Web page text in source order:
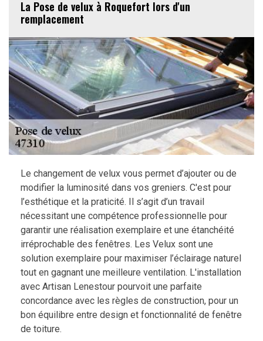
La Pose de velux à Roquefort lors d'un
remplacement
Le changement de velux vous permet d’ajouter ou de
modifier la luminosité dans vos greniers. C'est pour
l’esthétique et la praticité. Il s’agit d’un travail
nécessitant une compétence professionnelle pour
garantir une réalisation exemplaire et une étanchéité
irréprochable des fenêtres. Les Velux sont une
solution exemplaire pour maximiser l’éclairage naturel
tout en gagnant une meilleure ventilation. L'installation
avec Artisan Lenestour pourvoit une parfaite
concordance avec les règles de construction, pour un
bon équilibre entre design et fonctionnalité de fenêtre
de toiture.